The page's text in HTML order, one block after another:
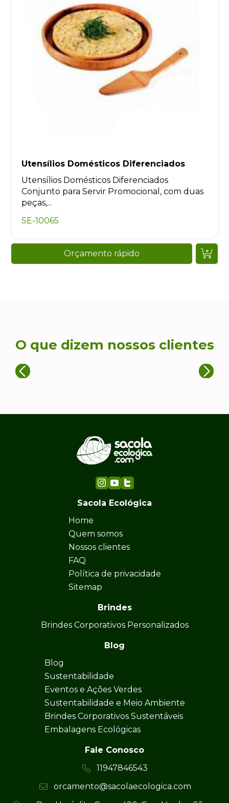
Utensílios Domésticos Diferenciados
Utensílios Domésticos Diferenciados
Conjunto para Servir Promocional, com duas
peças,...
SE-10065
Orçamento rápido
O que dizem nossos clientes
Sacola Ecológica
Home
Quem somos
Nossos clientes
FAQ
Política de privacidade
Sitemap
Brindes
Brindes Corporativos Personalizados
Blog
Blog
Sustentabilidade
Eventos e Ações Verdes
Sustentabilidade e Meio Ambiente
Brindes Corporativos Sustentáveis
Embalagens Ecológicas
Fale Conosco
11947846543
orcamento@sacolaecologica.com